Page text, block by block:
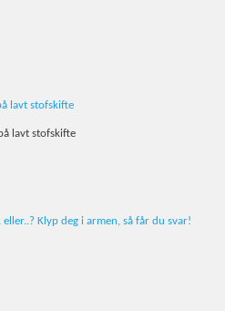
lavt stofskifte
Klyp deg i armen, så får du svar!